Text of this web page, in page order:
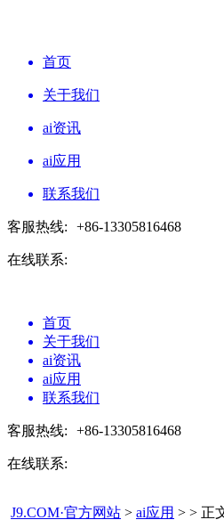
首页
关于我们
ai资讯
ai应用
联系我们
客服热线: +86-13305816468
在线联系:
首页
关于我们
ai资讯
ai应用
联系我们
客服热线: +86-13305816468
在线联系:
J9.COM·官方网站 > ai应用 > > 正